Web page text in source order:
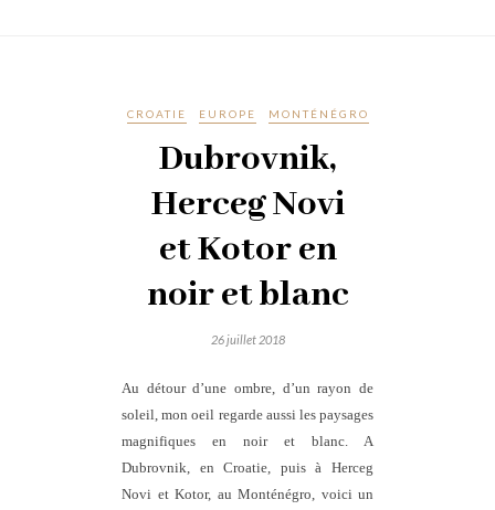
CROATIE EUROPE MONTÉNÉGRO
Dubrovnik,
Herceg Novi
et Kotor en
noir et blanc
26 juillet 2018
Au détour d’une ombre, d’un rayon de
soleil, mon oeil regarde aussi les paysages
magnifiques en noir et blanc. A
Dubrovnik, en Croatie, puis à Herceg
Novi et Kotor, au Monténégro, voici un